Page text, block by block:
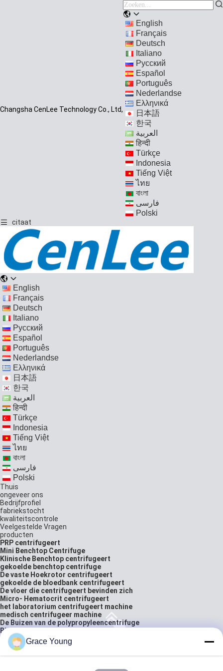
Changsha CenLee Technology Co., Ltd,
English
Français
Deutsch
Italiano
Русский
Español
Português
Nederlandse
Ελληνικά
日本語
한국
العربية
हिन्दी
Türkçe
Indonesia
Tiếng Việt
ไทย
বাংলা
فارسی
Polski
citaat
English
Français
Deutsch
Italiano
Русский
Español
Português
Nederlandse
Ελληνικά
日本語
한국
العربية
हिन्दी
Türkçe
Indonesia
Tiếng Việt
ไทย
বাংলা
فارسی
Polski
Thuis
ongeveer ons
Bedrijfprofiel
fabriekstocht
kwaliteitscontrole
Veelgestelde Vragen
producten
PRP centrifugeert
Mini Benchtop Centrifuge
Klinische Benchtop centrifugeert
gekoelde benchtop centrifuge
De vaste Hoekrotor centrifugeert
gekoelde de bloedbank centrifugeert
De vloer die centrifugeert bevinden zich
Micro- Hematocrit centrifugeert
het laboratorium centrifugeert machine
medisch centrifugeer machine
De Buizen van de polypropyleencentrifuge
Biologisch Laboratoriummateriaal
Bloedzakbuisverzegelaar
laboratorium analytische balans
oplossingen
Grace Young